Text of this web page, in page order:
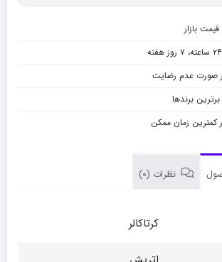
بازار
صورت عدم رضایت
برندها
کمترین زمان ممکن
نظرات (0)
کرتاکالر